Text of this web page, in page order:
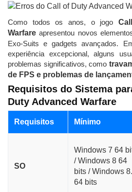
Como todos os anos, o jogo
Warfare apresentou novos
Exo-Suits e gadgets avançados.
experiência excepcional, alguns
problemas significativos, como
de FPS e problemas de
Requisitos do Sistema
Duty Advanced Warfare
Requisitos Mínimo
SO
Windows 7 64
/ Windows 8 64
bits / Windows
64 bits